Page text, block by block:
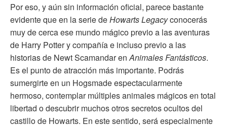
Por eso, y aún sin información oficial, parece bastante
evidente que en la serie deHowarts Legacyconocerás
muy de cerca ese mundo mágico previo a las aventuras
de Harry Potter y compañía e incluso previo a las
historias de Newt Scamandar enAnimales Fantásticos.
Es el punto de atracción más importante. Podrás
sumergirte en un Hogsmade espectacularmente
hermoso, contemplar múltiples animales mágicos en total
libertad o descubrir muchos otros secretos ocultos del
castillo de Howarts. En este sentido, será especialmente